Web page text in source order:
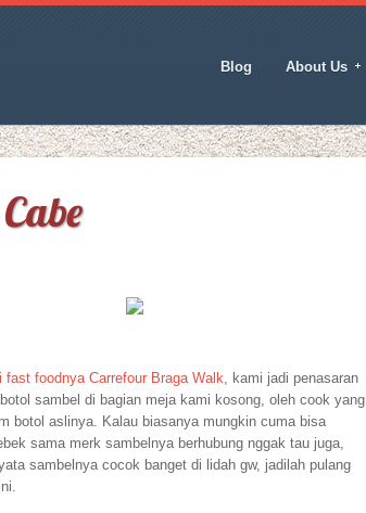
Blog About Us
fast foodnya Carrefour Braga Walk, kami jadi penasaran
sambel di bagian meja kami kosong, oleh cook yang
botol aslinya. Kalau biasanya mungkin cuma bisa
sama merk sambelnya berhubung nggak tau juga,
sambelnya cocok banget di lidah gw, jadilah pulang